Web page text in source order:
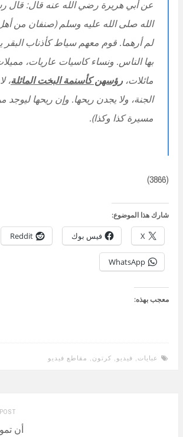
عن أبي هريرة رضي الله عنه قال: قال
الله صلى الله عليه وسلم (صنفان من أهل
لم أرهما. قوم معهم سياط كأذناب البقر
بها الناس. ونساء كاسيات عاريات،
مائلات، رؤسهن كأسنمة البخت المائلة،
الجنة، ولا يجدن ريحها. وإن ريحها ليوجد
مسيرة كذا وكذا).
(3866)
شارك هذا الموضوع:
X فيس بوك Reddit
WhatsApp
معجب بهذه:
عبايات فيديو كرتون مقاطع فيديو
أن